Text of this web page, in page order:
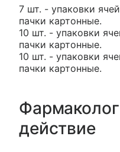
7 шт. - упаковки
пачки картонные.
10 шт. - упаковки
пачки картонные.
10 шт. - упаковки
пачки картонные.
действие